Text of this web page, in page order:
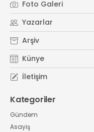
Foto Galeri
Yazarlar
Arşiv
Künye
İletişim
Kategoriler
Gündem
Asayiş